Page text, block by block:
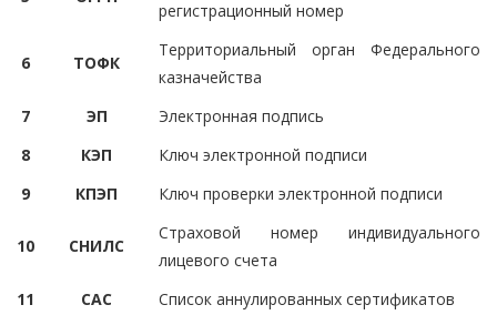
регистрационный номер
6 ТОФК
Территориальный орган Федерального
казначейства
7
ЭП
Электронная подпись
8
КЭП
Ключ электронной подписи
9
КПЭП Ключ проверки электронной подписи
10 СНИЛС
Страховой номер индивидуального
лицевого счета
11
САС
Список аннулированных сертификатов